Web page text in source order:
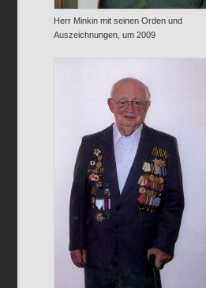
Herr Minkin mit seinen Orden und
Auszeichnungen, um 2009